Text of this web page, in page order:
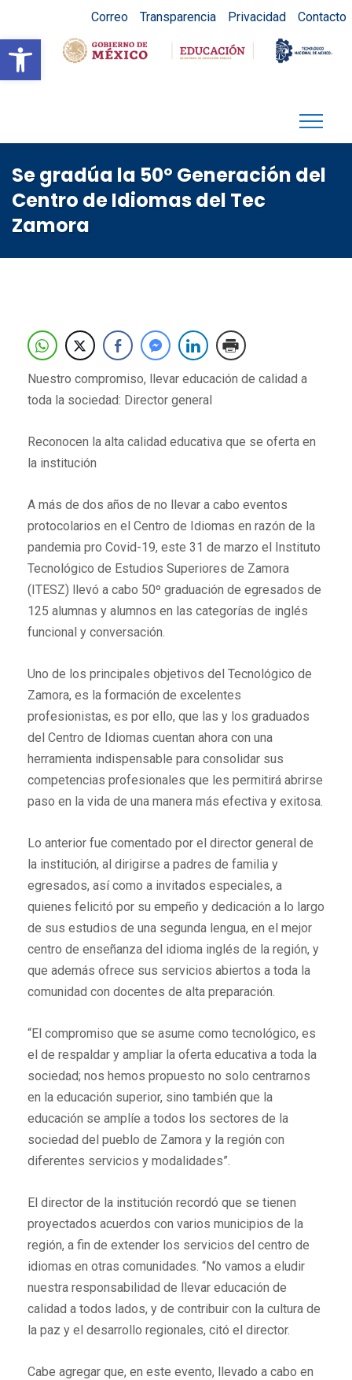
Abrir barra de herramientas
Correo Transparencia Privacidad Contacto
Se gradúa la 50º Generación del
Centro de Idiomas del Tec
Zamora
Nuestro compromiso, llevar educación de calidad a
toda la sociedad: Director general
Reconocen la alta calidad educativa que se oferta en
la institución
A más de dos años de no llevar a cabo eventos
protocolarios en el Centro de Idiomas en razón de la
pandemia pro Covid-19, este 31 de marzo el Instituto
Tecnológico de Estudios Superiores de Zamora
(ITESZ) llevó a cabo 50º graduación de egresados de
125 alumnas y alumnos en las categorías de inglés
funcional y conversación.
Uno de los principales objetivos del Tecnológico de
Zamora, es la formación de excelentes
profesionistas, es por ello, que las y los graduados
del Centro de Idiomas cuentan ahora con una
herramienta indispensable para consolidar sus
competencias profesionales que les permitirá abrirse
paso en la vida de una manera más efectiva y exitosa.
Lo anterior fue comentado por el director general de
la institución, al dirigirse a padres de familia y
egresados, así como a invitados especiales, a
quienes felicitó por su empeño y dedicación a lo largo
de sus estudios de una segunda lengua, en el mejor
centro de enseñanza del idioma inglés de la región, y
que además ofrece sus servicios abiertos a toda la
comunidad con docentes de alta preparación.
“El compromiso que se asume como tecnológico, es
el de respaldar y ampliar la oferta educativa a toda la
sociedad; nos hemos propuesto no solo centrarnos
en la educación superior, sino también que la
educación se amplíe a todos los sectores de la
sociedad del pueblo de Zamora y la región con
diferentes servicios y modalidades”.
El director de la institución recordó que se tienen
proyectados acuerdos con varios municipios de la
región, a fin de extender los servicios del centro de
idiomas en otras comunidades. “No vamos a eludir
nuestra responsabilidad de llevar educación de
calidad a todos lados, y de contribuir con la cultura de
la paz y el desarrollo regionales, citó el director.
Cabe agregar que, en este evento, llevado a cabo en